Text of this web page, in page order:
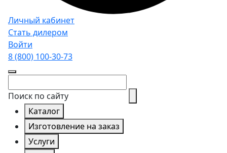
Личный кабинет
Стать дилером
Войти
8 (800) 100-30-73
Поиск по сайту
Каталог
Изготовление на заказ
Услуги